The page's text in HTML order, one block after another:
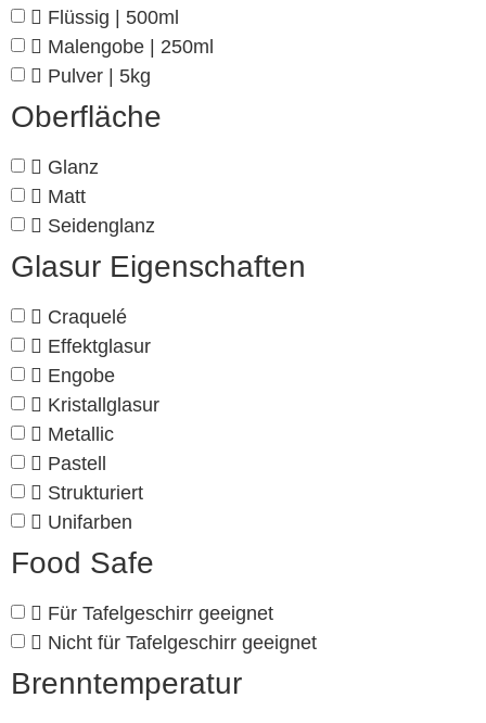
Flüssig | 500ml
Malengobe | 250ml
Pulver | 5kg
Oberfläche
Glanz
Matt
Seidenglanz
Glasur Eigenschaften
Craquelé
Effektglasur
Engobe
Kristallglasur
Metallic
Pastell
Strukturiert
Unifarben
Food Safe
Für Tafelgeschirr geeignet
Nicht für Tafelgeschirr geeignet
Brenntemperatur